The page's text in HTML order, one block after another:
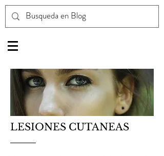
LESIONES CUTANEAS